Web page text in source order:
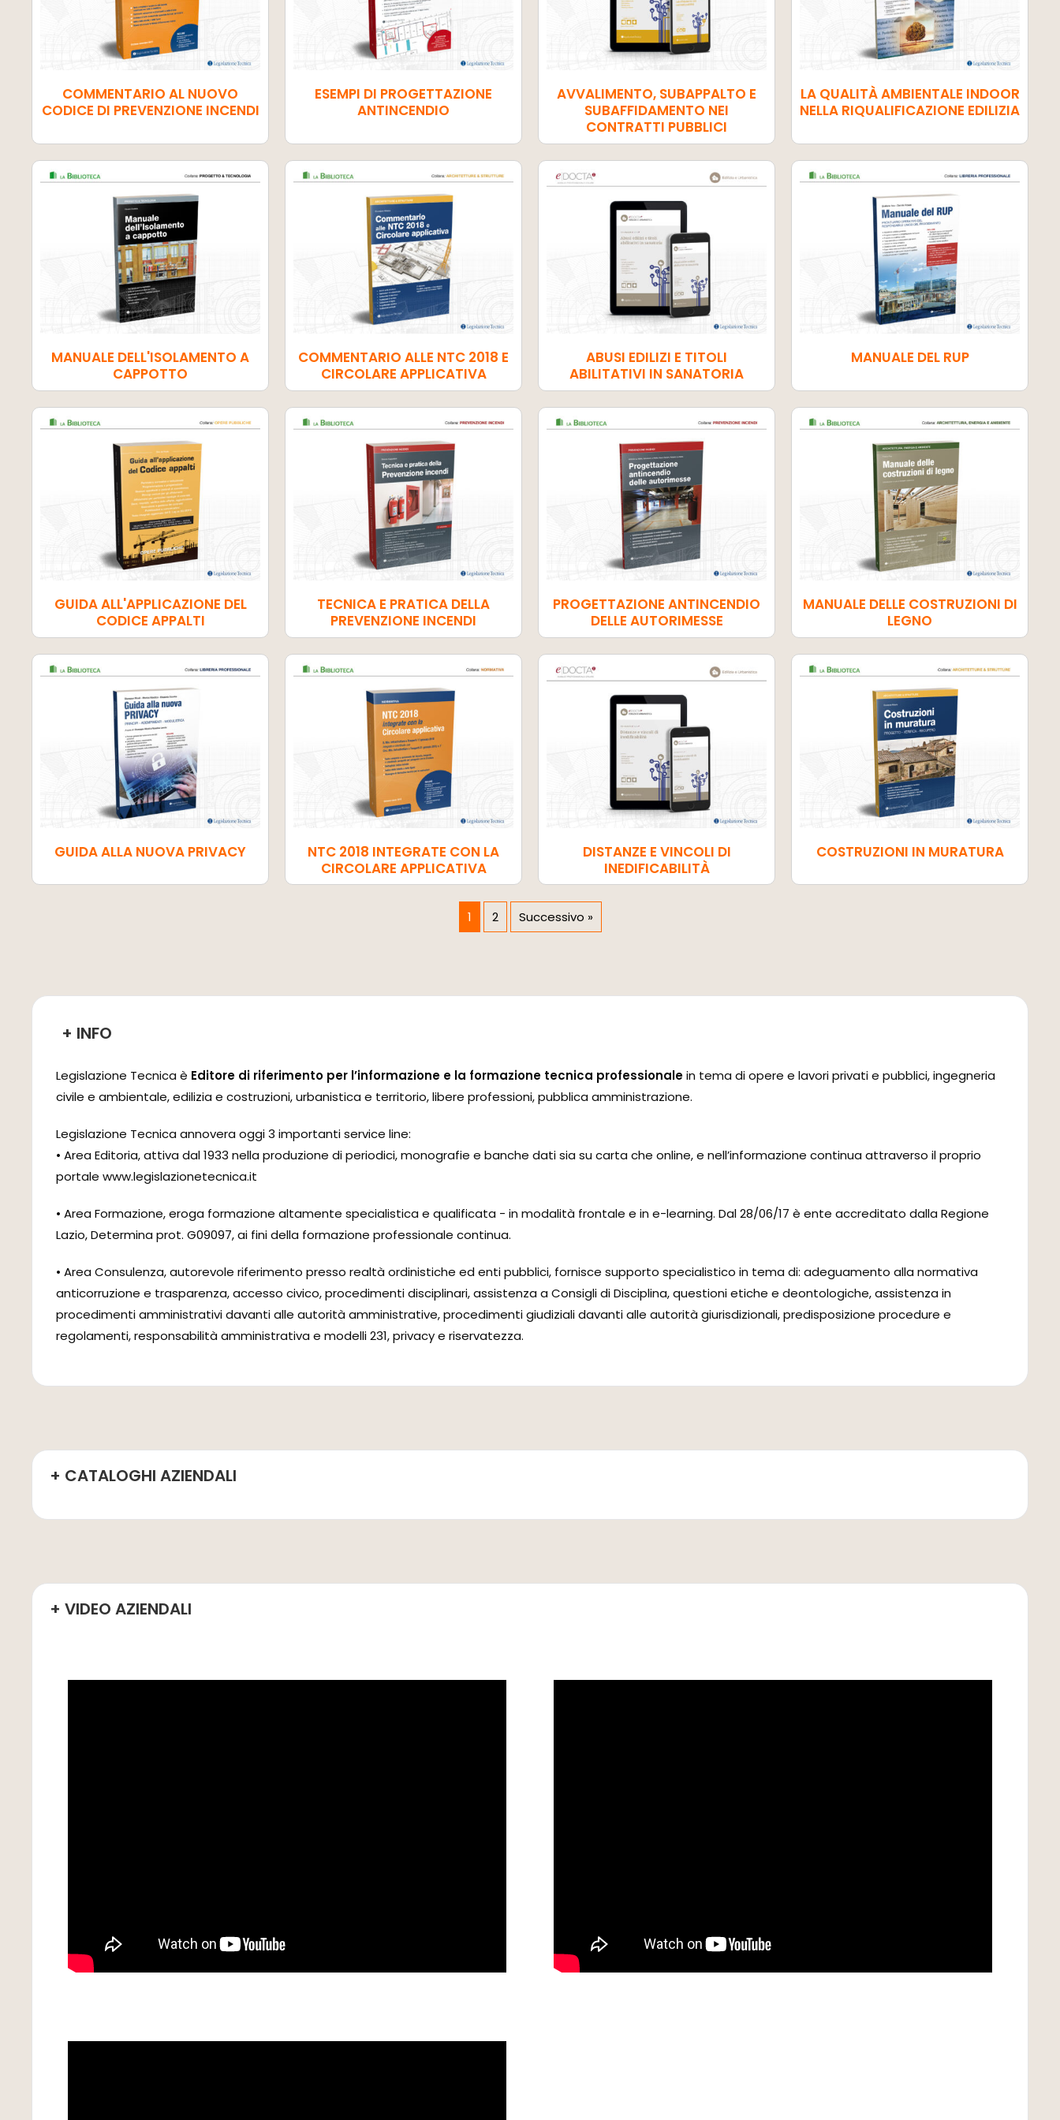
COMMENTARIO AL NUOVO
CODICE DI PREVENZIONE INCENDI
ESEMPI DI PROGETTAZIONE
ANTINCENDIO
AVVALIMENTO, SUBAPPALTO E
SUBAFFIDAMENTO NEI
CONTRATTI PUBBLICI
LA QUALITÀ AMBIENTALE INDOOR
NELLA RIQUALIFICAZIONE EDILIZIA
MANUALE DELL'ISOLAMENTO A
CAPPOTTO
COMMENTARIO ALLE NTC 2018 E
CIRCOLARE APPLICATIVA
ABUSI EDILIZI E TITOLI
ABILITATIVI IN SANATORIA
MANUALE DEL RUP
GUIDA ALL'APPLICAZIONE DEL
CODICE APPALTI
TECNICA E PRATICA DELLA
PREVENZIONE INCENDI
PROGETTAZIONE ANTINCENDIO
DELLE AUTORIMESSE
MANUALE DELLE COSTRUZIONI DI
LEGNO
GUIDA ALLA NUOVA PRIVACY
NTC 2018 INTEGRATE CON LA
CIRCOLARE APPLICATIVA
DISTANZE E VINCOLI DI
INEDIFICABILITÀ
COSTRUZIONI IN MURATURA
1 2 Successivo »
+ INFO
Legislazione Tecnica è Editore di riferimento per l’informazione e la formazione tecnica professionalein tema di opere e lavori privati e pubblici, ingegneria
civile e ambientale, edilizia e costruzioni, urbanistica e territorio, libere professioni, pubblica amministrazione.
Legislazione Tecnica annovera oggi 3 importanti service line:
• Area Editoria, attiva dal 1933 nella produzione di periodici, monografie e banche dati sia su carta che online, e nell’informazione continua attraverso il proprio
portale www.legislazionetecnica.it
• Area Formazione, eroga formazione altamente specialistica e qualificata - in modalità frontale e in e-learning. Dal 28/06/17 è ente accreditato dalla Regione
Lazio, Determina prot. G09097, ai fini della formazione professionale continua.
• Area Consulenza, autorevole riferimento presso realtà ordinistiche ed enti pubblici, fornisce supporto specialistico in tema di: adeguamento alla normativa
anticorruzione e trasparenza, accesso civico, procedimenti disciplinari, assistenza a Consigli di Disciplina, questioni etiche e deontologiche, assistenza in
procedimenti amministrativi davanti alle autorità amministrative, procedimenti giudiziali davanti alle autorità giurisdizionali, predisposizione procedure e
regolamenti, responsabilità amministrativa e modelli 231, privacy e riservatezza.
+ CATALOGHI AZIENDALI
+ VIDEO AZIENDALI